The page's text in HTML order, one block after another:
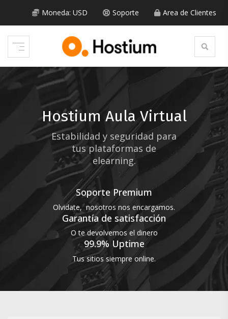
Moneda: USD Soporte Area de Clientes
Hostium Aula Virtual
Estabilidad y seguridad para
tus plataformas de
elearning.
Soporte Premium
Olvidate, nosotros nos encargamos.
Garantía de satisfacción
O te devolvemos el dinero
99.9% Uptime
Tus sitios siempre online.